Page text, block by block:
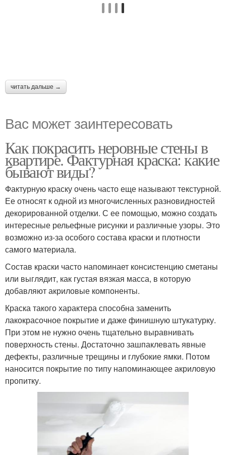
читать дальше →
Вас может заинтересовать
Как покрасить неровные стены в
квартире. Фактурная краска: какие
бывают виды?
Фактурную краску очень часто еще называют текстурной.
Ее относят к одной из многочисленных разновидностей
декорированной отделки. С ее помощью, можно создать
интересные рельефные рисунки и различные узоры. Это
возможно из-за особого состава краски и плотности
самого материала.
Состав краски часто напоминает консистенцию сметаны
или выглядит, как густая вязкая масса, в которую
добавляют акриловые компоненты.
Краска такого характера способна заменить
лакокрасочное покрытие и даже финишную штукатурку.
При этом не нужно очень тщательно выравнивать
поверхность стены. Достаточно зашпаклевать явные
дефекты, различные трещины и глубокие ямки. Потом
наносится покрытие по типу напоминающее акриловую
пропитку.